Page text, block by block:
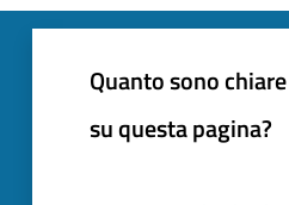
Quanto sono
su questa pagina?